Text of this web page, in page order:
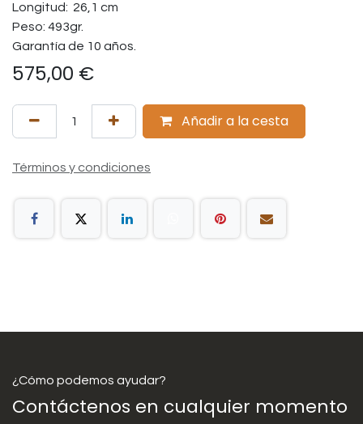
Longitud: 26,1 cm
Peso: 493gr.
Garantía de 10 años.
575,00 €
Añadir a la cesta
Términos y condiciones
¿Cómo podemos ayudar?
Contáctenos en cualquier momento